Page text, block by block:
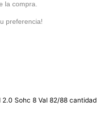
la compra.
preferencia!
Sohc 8 Val 82/88 cantidad